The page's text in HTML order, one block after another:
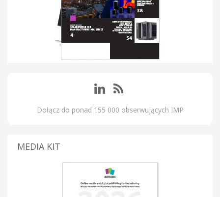
Dołącz do ponad 155 000 obserwujących IMP
MEDIA KIT